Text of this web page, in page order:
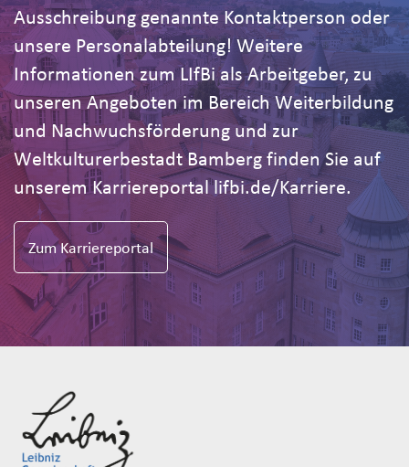
Ausschreibung genannte Kontaktperson oder
unsere Personalabteilung! Weitere
Informationen zum LIfBi als Arbeitgeber, zu
unseren Angeboten im Bereich Weiterbildung
und Nachwuchsförderung und zur
Weltkulturerbestadt Bamberg finden Sie auf
unserem Karriereportal lifbi.de/Karriere.
Zum Karriereportal